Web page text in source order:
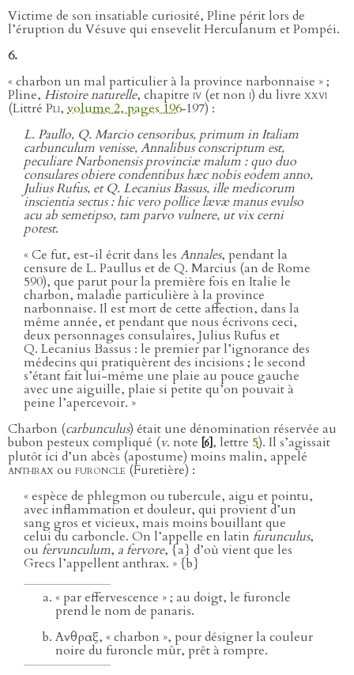
Victime de son insatiable curiosité, Pline périt lors de
l’éruption du Vésuve qui ensevelit Herculanum et Pompéi.
6.
« charbon un mal particulier à la province narbonnaise » ;
Pline, Histoire naturelle, chapitre iv (et non i) du livre xxvi
(Littré Pli, volume 2, pages 196‑197) :
L. Paullo, Q. Marcio censoribus, primum in Italiam
carbunculum venisse, Annalibus conscriptum est,
peculiare Narbonensis provinciæ malum : quo duo
consulares obiere condentibus hæc nobis eodem anno,
Julius Rufus, et Q. Lecanius Bassus, ille medicorum
inscientia sectus : hic vero pollice lævæ manus evulso
acu ab semetipso, tam parvo vulnere, ut vix cerni
potest.
« Ce fut, est-il écrit dans les Annales, pendant la
censure de L. Paullus et de Q. Marcius (an de Rome
590), que parut pour la première fois en Italie le
charbon, maladie particulière à la province
narbonnaise. Il est mort de cette affection, dans la
même année, et pendant que nous écrivons ceci,
deux personnages consulaires, Julius Rufus et
Q. Lecanius Bassus : le premier par l’ignorance des
médecins qui pratiquèrent des incisions ; le second
s’étant fait lui-même une plaie au pouce gauche
avec une aiguille, plaie si petite qu’on pouvait à
peine l’apercevoir. »
Charbon (carbunculus) était une dénomination réservée au
bubon pesteux compliqué (v. note [6], lettre 5). Il s’agissait
plutôt ici d’un abcès (apostume) moins malin, appelé
anthrax ou furoncle (Furetière) :
« espèce de phlegmon ou tubercule, aigu et pointu,
avec inflammation et douleur, qui provient d’un
sang gros et vicieux, mais moins bouillant que
celui du carboncle. On l’appelle en latin furunculus,
ou fervunculum, a fervore, {a} d’où vient que les
Grecs l’appellent anthrax. » {b}
« par effervescence » ; au doigt, le furoncle
prend le nom de panaris.
Ανθραξ, « charbon », pour désigner la couleur
noire du furoncle mûr, prêt à rompre.